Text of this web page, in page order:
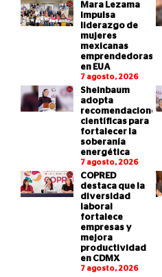
Mara Lezama
impulsa
liderazgo de
mujeres
mexicanas
emprendedoras
en EUA
7 agosto, 2026
Sheinbaum
adopta
recomendaciones
científicas para
fortalecer la
soberanía
energética
7 agosto, 2026
COPRED
destaca que la
diversidad
laboral
fortalece
empresas y
mejora
productividad
en CDMX
7 agosto, 2026